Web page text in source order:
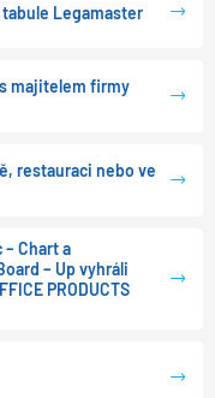
Legamaster
majitelem firmy
restauraci nebo ve
– Chart a
– Up vyhráli
PRODUCTS